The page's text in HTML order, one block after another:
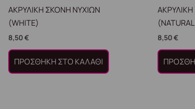
ΑΚΡΥΛΙΚΗ ΣΚΟΝΗ ΝΥΧΙΩΝ
(WHITE)
8,50€
ΠΡΟΣΘΉΚΗ ΣΤΟ ΚΑΛΆΘΙ
8,50€